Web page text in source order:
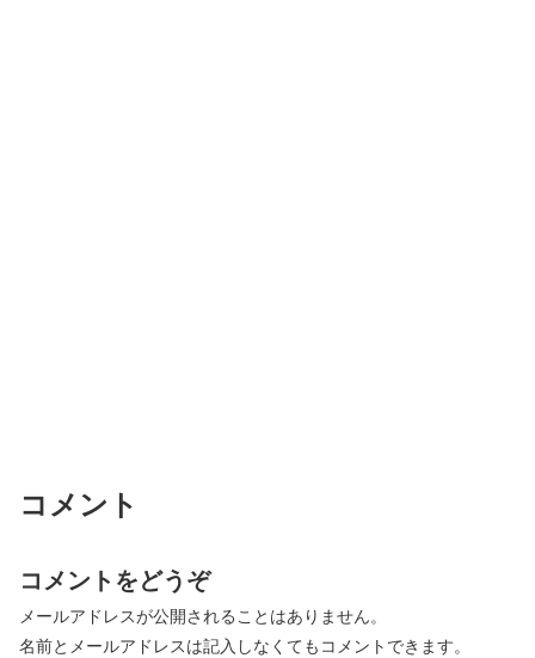
コメント
コメントをどうぞ
メールアドレスが公開されることはありません。
名前とメールアドレスは記入しなくてもコメントできます。